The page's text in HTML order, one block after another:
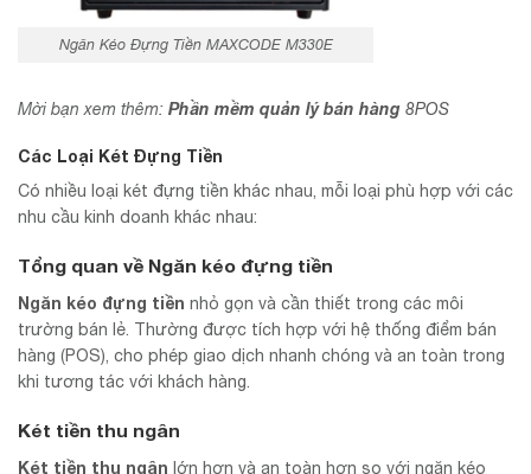
Ngăn Kéo Đựng Tiền MAXCODE M330E
Mời bạn xem thêm: Phần mềm quản lý bán hàng 8POS
Các Loại Két Đựng Tiền
Có nhiều loại két đựng tiền khác nhau, mỗi loại phù hợp với các
nhu cầu kinh doanh khác nhau:
Tổng quan về Ngăn kéo đựng tiền
Ngăn kéo đựng tiền nhỏ gọn và cần thiết trong các môi
trường bán lẻ. Thường được tích hợp với hệ thống điểm bán
hàng (POS), cho phép giao dịch nhanh chóng và an toàn trong
khi tương tác với khách hàng.
Két tiền thu ngân
Két tiền thu ngân lớn hơn và an toàn hơn so với ngăn kéo